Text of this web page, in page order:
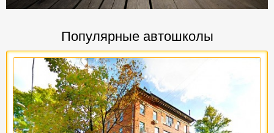
Популярные автошколы